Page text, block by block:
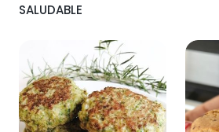
SALUDABLE